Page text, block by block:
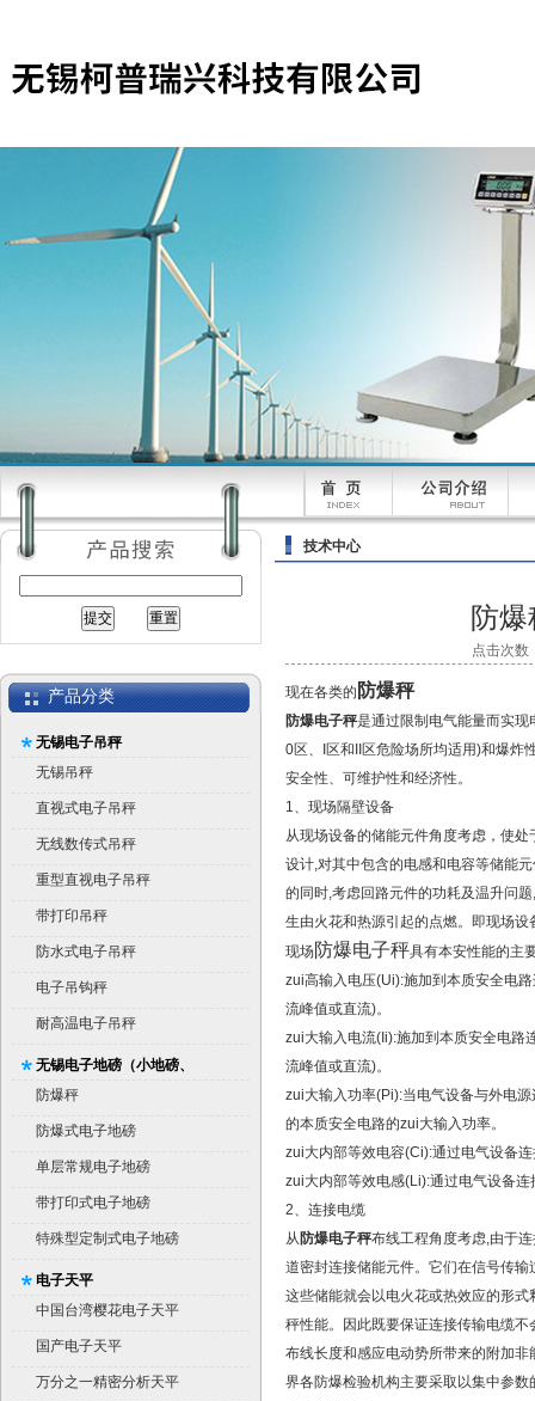
产品分类
无锡电子吊秤
无锡吊秤
直视式电子吊秤
无线数传式吊秤
重型直视电子吊秤
带打印吊秤
防水式电子吊秤
电子吊钩秤
耐高温电子吊秤
无锡电子地磅（小地磅、
平台秤）
防爆秤
防爆式电子地磅
单层常规电子地磅
带打印式电子地磅
特殊型定制式电子地磅
电子天平
中国台湾樱花电子天平
国产电子天平
万分之一精密分析天平
技术中心
防
点击次数
现在各类的 防爆秤
防爆电子秤是通过限制电气能量而实
0区、I区和II区危险场所均适用)和爆炸
安全性、可维护性和经济性。
1、现场隔壁设备
从现场设备的储能元件角度考虑，使
设计,对其中包含的电感和电容等储能
的同时,考虑回路元件的功耗及温升问
生由火花和热源引起的点燃。即现场
现场 防爆电子秤具有本安性能的主
zui高输入电压(Ui):施加到本质安全电
流峰值或直流)。
zui大输入电流(Ii):施加到本质安全电路
流峰值或直流)。
zui大输入功率(Pi):当电气设备与外电
的本质安全电路的zui大输入功率。
zui大内部等效电容(Ci):通过电气设备
zui大内部等效电感(Li):通过电气设备
2、连接电缆
从 防爆电子秤布线工程角度考虑,由于
道密封连接储能元件。它们在信号传
这些储能就会以电火花或热效应的形
秤性能。因此既要保证连接传输电缆
布线长度和感应电动势所带来的附加
界各防爆检验机构主要采取以集中参